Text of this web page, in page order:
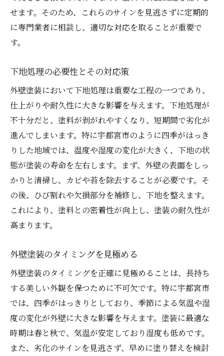
せます。そのため、これらのサインを見逃さずに定期的
に専門業者に相談し、適切な対応を取ることが重要で
す。
下地処理の必要性とその対応策
外壁塗装において下地処理は重要な工程の一つであり、
仕上がりや耐久性に大きな影響を与えます。下地処理が
不十分だと、塗料が剥がれやすくなり、短期間で劣化が
進んでしまいます。特に宇都宮市のように四季がはっき
りした地域では、温度や湿度の変化が大きく、下地の状
態が塗装の寿命を左右します。まず、外壁の表面をしっ
かりと清掃し、カビや苔を除去することが必要です。そ
の後、ひび割れや欠損部分を補修し、下地を整えます。
これにより、塗料との密着性が向上し、塗装の耐久性が
高まります。
外壁塗装のタイミングを見極める
外壁塗装のタイミングを正確に見極めることは、長持ち
する美しい外観を保つために不可欠です。特に宇都宮市
では、四季がはっきりとしており、季節による気温や湿
度の変化が外壁に大きな影響を与えます。塗装に最適な
時期は春と秋で、気温が安定しており湿度も低めです。
また、劣化のサインを見逃さず、早めに塗り替えを検討